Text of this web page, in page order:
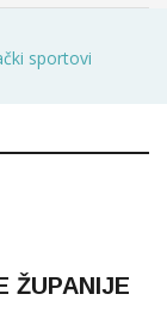
sportovi
ŽUPANIJE